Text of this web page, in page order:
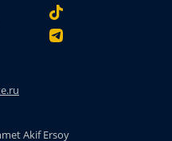
Akif Ersoy